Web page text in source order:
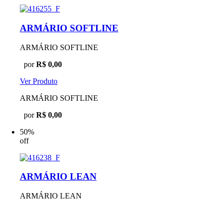
ARMÁRIO SOFTLINE
ARMÁRIO SOFTLINE
porR$ 0,00
Ver Produto
ARMÁRIO SOFTLINE
porR$ 0,00
50%
off
ARMÁRIO LEAN
ARMÁRIO LEAN